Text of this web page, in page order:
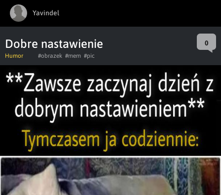
Yavindel
Dobre nastawienie 0
Humor #obrazek #mem #pic